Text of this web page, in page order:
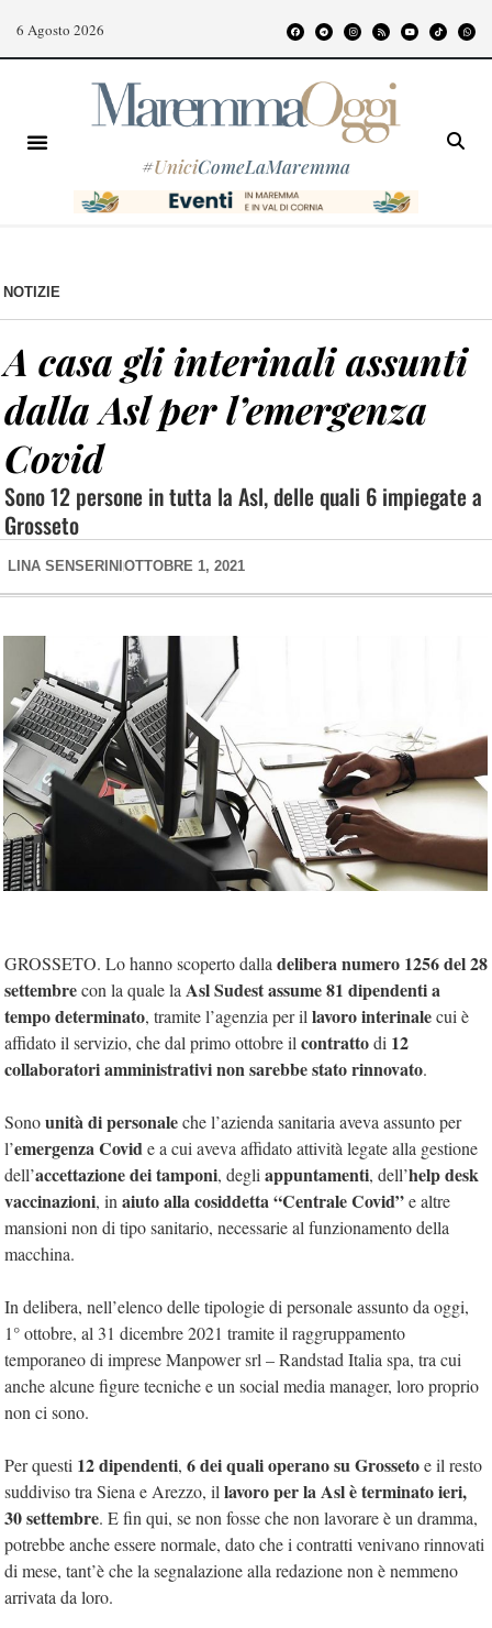
6 Agosto 2026
#UniciComeLaMaremma
NOTIZIE
A casa gli interinali assunti
dalla Asl per l’emergenza
Covid
Sono 12 persone in tutta la Asl, delle quali 6 impiegate a
Grosseto
LINA SENSERINI OTTOBRE 1, 2021
GROSSETO. Lo hanno scoperto dalla delibera numero 1256 del 28
settembrecon la quale la Asl Sudest assume 81 dipendenti a
tempo determinato, tramite l’agenzia per il lavoro interinalecui è
affidato il servizio, che dal primo ottobre il contrattodi 12
collaboratori amministrativinon sarebbe stato rinnovato.
Sonounità di personaleche l’azienda sanitaria aveva assunto per
l’emergenza Covide a cui aveva affidato attività legate alla gestione
dell’accettazione dei tamponi, degli appuntamenti, dell’help desk
vaccinazioni, in aiuto alla cosiddetta “Centrale Covid”e altre
mansioni non di tipo sanitario, necessarie al funzionamento della
macchina.
In delibera, nell’elenco delle tipologie di personaleassunto da oggi,
1° ottobre, al 31 dicembre 2021 tramite il raggruppamento
temporaneo di imprese Manpower srl – Randstad Italia spa, tra cui
anche alcune figure tecniche e un social media manager, loro proprio
non ci sono.
Per questi 12 dipendenti, 6 dei quali operano su Grossetoe il resto
suddiviso tra Siena e Arezzo, il lavoro per la Asl è terminato ieri,
30 settembre. E fin qui, se non fosse che non lavorare è un dramma,
potrebbe anche essere normale, dato che i contratti venivano rinnovati
di mese, tant’è che la segnalazione alla redazione non è nemmeno
arrivata da loro.